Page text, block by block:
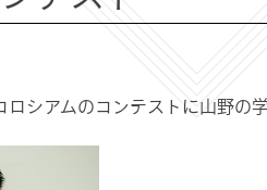
ロシアムのコンテストに山野の